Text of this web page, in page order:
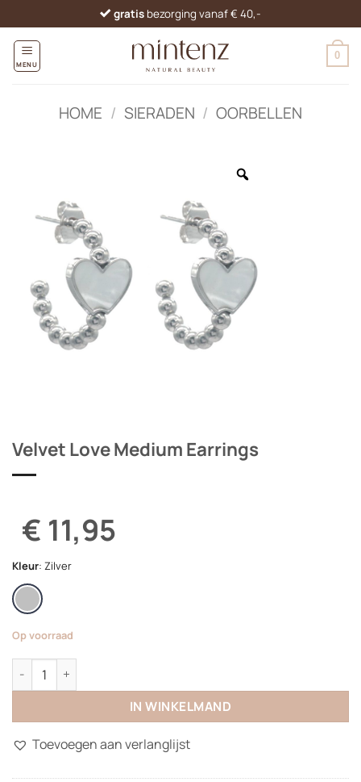
naar
inhoud
gratis bezorging vanaf € 40,-
MENU
0
HOME / SIERADEN / OORBELLEN
Velvet Love Medium Earrings
€ 11,95
Kleur: Zilver
Op voorraad
Velvet Love Medium Earrings aantal
IN WINKELMAND
Toevoegen aan verlanglijst